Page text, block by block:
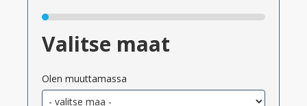
Valitse maat
Olen muuttamassa